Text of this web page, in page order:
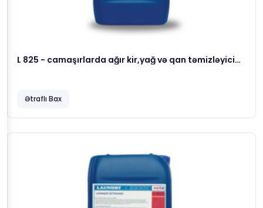
L 825 - camaşırlarda ağır kir,yağ və qan təmizləyici
Ətraflı Bax